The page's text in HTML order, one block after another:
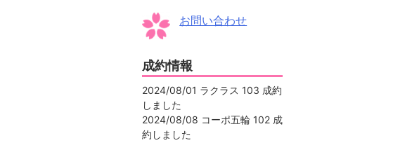
お問い合わせ
成約情報
2024/08/01 ラクラス 103 成約
しました
2024/08/08 コーポ五輪 102 成
約しました